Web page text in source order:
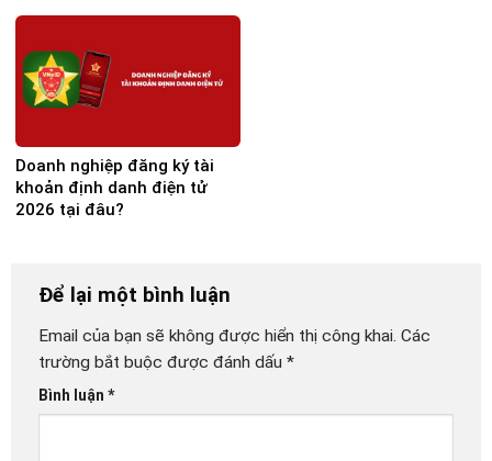
Doanh nghiệp đăng ký tài
khoản định danh điện tử
2026 tại đâu?
Để lại một bình luận
Email của bạn sẽ không được hiển thị công khai. Các
trường bắt buộc được đánh dấu *
Bình luận *